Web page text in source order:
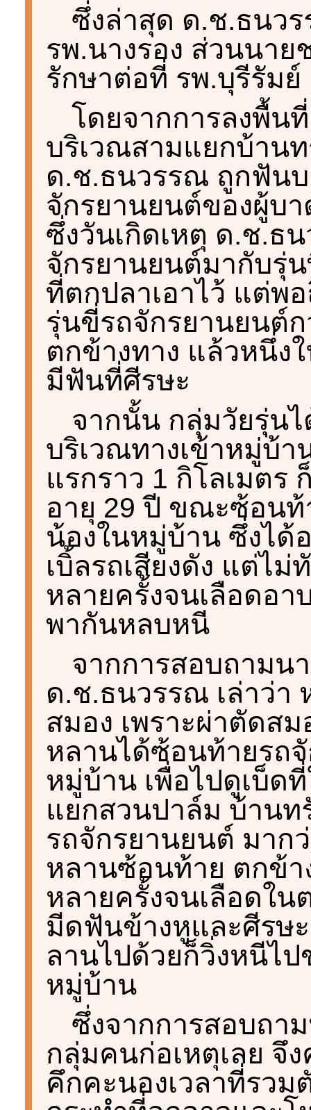
ซึ่งล่าสุด ด.ช.ธนว
รพ.นางรอง ส่วนนาย
รักษาต่อที่ รพ.บุรีรัมย์
โดยจากการลงพื้น
บริเวณสามแยกบ้าน
ด.ช.ธนวรรณ ถูกฟัน
จักรยานยนต์ของผู้บ
ซึ่งวันเกิดเหตุ ด.ช.ธ
จักรยานยนต์มากับรุ่
ที่ตกปลาเอาไว้ แต่พ
รุ่นขี่รถจักรยานยนต์
ตกข้างทาง แล้วหนึ่ง
มีฟันที่ศีรษะ
จากนั้น กลุ่มวัยรุ่น
บริเวณทางเข้าหมู่บ้
แรกราว 1 กิโลเมต
อายุ 29 ปี ขณะซ้อน
น้องในหมู่บ้าน ซึ่งได้
เบิ้ลรถเสียงดัง แต่ไ
หลายครั้งจนเลือดอ
พากันหลบหนี
จากการสอบถามน
ด.ช.ธนวรรณ เล่าว่า
สมอง เพราะผ่าตัดส
หลานได้ซ้อนท้ายรถ
หมู่บ้าน เพื่อไปดูเบ็ด
แยกสวนปาล์ม บ้านท
รถจักรยานยนต์ มาก
หลานซ้อนท้าย ตกข้า
หลายครั้งจนเลือดใ
มีดฟันข้างหูและศีรษ
ลานไปด้วยก็วิ่งหนีไ
หมู่บ้าน
ซึ่งจากการสอบถา
กลุ่มคนก่อเหตุเลย จึ
คึกคะนองเวลาที่รว